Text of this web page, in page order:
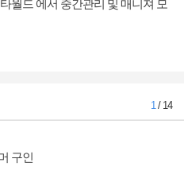
월드 에서 중간관리 및 매니져 모
1/ 14
구인